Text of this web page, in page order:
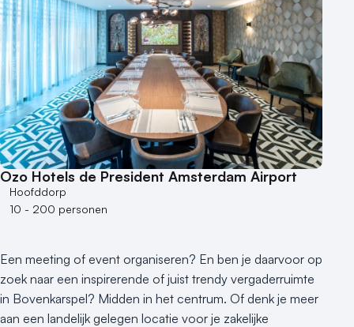
Ozo Hotels de President Amsterdam Airport
Hoofddorp
10 - 200 personen
Een meeting of event organiseren? En ben je daarvoor op
zoek naar een inspirerende of juist trendy vergaderruimte
in Bovenkarspel? Midden in het centrum. Of denk je meer
aan een landelijk gelegen locatie voor je zakelijke